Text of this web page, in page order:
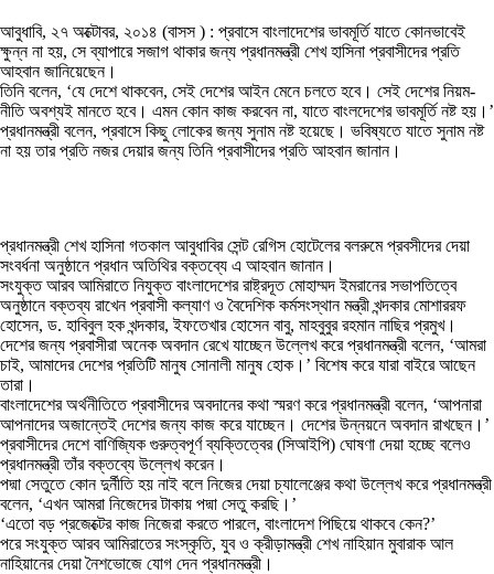
আবুধাবি, ২৭ অক্টোবর, ২০১৪ (বাসস ) : প্রবাসে বাংলাদেশের ভাবমূর্তি যাতে কোনভাবেই
ক্ষুন্ন না হয়, সে ব্যাপারে সজাগ থাকার জন্য প্রধানমন্ত্রী শেখ হাসিনা প্রবাসীদের প্রতি
আহবান জানিয়েছেন।
তিনি বলেন, ‘যে দেশে থাকবেন, সেই দেশের আইন মেনে চলতে হবে। সেই দেশের নিয়ম-
নীতি অবশ্যই মানতে হবে। এমন কোন কাজ করবেন না, যাতে বাংলদেশের ভাবমূর্তি নষ্ট হয়।’
প্রধানমন্ত্রী বলেন, প্রবাসে কিছু লোকের জন্য সুনাম নষ্ট হয়েছে। ভবিষ্যতে যাতে সুনাম নষ্ট
না হয় তার প্রতি নজর দেয়ার জন্য তিনি প্রবাসীদের প্রতি আহবান জানান।
প্রধানমন্ত্রী শেখ হাসিনা গতকাল আবুধাবির সেন্ট রেগিস হোটেলের বলরুমে প্রবসীদের দেয়া
সংবর্ধনা অনুষ্ঠানে প্রধান অতিথির বক্তব্যে এ আহবান জানান।
সংযুক্ত আরব আমিরাতে নিযুক্ত বাংলাদেশের রাষ্ট্রদূত মোহাম্মদ ইমরানের সভাপতিত্বে
অনুষ্ঠানে বক্তব্য রাখেন প্রবাসী কল্যাণ ও বৈদেশিক কর্মসংস্থান মন্ত্রী খন্দকার মোশাররফ
হোসেন, ড. হাবিবুল হক খন্দকার, ইফতেখার হোসেন বাবু, মাহবুবুর রহমান নাছির প্রমুখ।
দেশের জন্য প্রবাসীরা অনেক অবদান রেখে যাচ্ছেন উল্লেখ করে প্রধানমন্ত্রী বলেন, ‘আমরা
চাই, আমাদের দেশের প্রতিটি মানুষ সোনালী মানুষ হোক।’ বিশেষ করে যারা বাইরে আছেন
তারা।
বাংলাদেশের অর্থনীতিতে প্রবাসীদের অবদানের কথা স্মরণ করে প্রধানমন্ত্রী বলেন, ‘আপনারা
আপনাদের অজান্তেই দেশের জন্য কাজ করে যাচ্ছেন। দেশের উন্নয়নে অবদান রাখছেন।’
প্রবাসীদের দেশে বাণিজ্যিক গুরুত্বপূর্ণ ব্যক্তিত্বের (সিআইপি) ঘোষণা দেয়া হচ্ছে বলেও
প্রধানমন্ত্রী তাঁর বক্তব্যে উল্লেখ করেন।
পদ্মা সেতুতে কোন দুর্নীতি হয় নাই বলে নিজের দেয়া চ্যালেঞ্জের কথা উল্লেখ করে প্রধানমন্ত্রী
বলেন, ‘এখন আমরা নিজেদের টাকায় পদ্মা সেতু করছি।’
‘এতো বড় প্রজেক্টের কাজ নিজেরা করতে পারলে, বাংলাদেশ পিছিয়ে থাকবে কেন?’
পরে সংযুক্ত আরব আমিরাতের সংস্কৃতি, যুব ও ক্রীড়ামন্ত্রী শেখ নাহিয়ান মুবারাক আল
নাহিয়ানের দেয়া নৈশভোজে যোগ দেন প্রধানমন্ত্রী।